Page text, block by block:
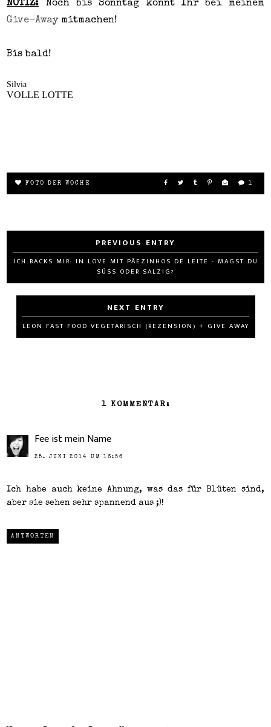
NOTIZ: Noch bis Sonntag könnt Ihr bei meinem
Give-Awaymitmachen!
Bis bald!
Silvia
VOLLE LOTTE
FOTO DER WOCHE 1
ICH BACKS MIR: IN LOVE MIT PÃEZINHOS DE LEITE - MAGST DU
SÜSS ODER SALZIG?
LEON FAST FOOD VEGETARISCH (REZENSION) + GIVE AWAY
1 KOMMENTAR:
Fee ist mein Name
25. JUNI 2014 UM 16:56
Ich habe auch keine Ahnung, was das für Blüten sind,
aber sie sehen sehr spannend aus ;)!
ANTWORTEN